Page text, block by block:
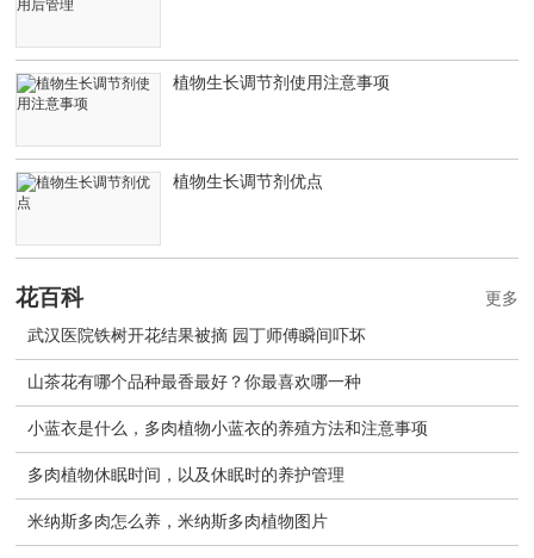
植物生长调节剂使用注意事项
植物生长调节剂优点
花百科
武汉医院铁树开花结果被摘 园丁师傅瞬间吓坏
山茶花有哪个品种最香最好？你最喜欢哪一种
小蓝衣是什么，多肉植物小蓝衣的养殖方法和注意事项
多肉植物休眠时间，以及休眠时的养护管理
米纳斯多肉怎么养，米纳斯多肉植物图片
更多